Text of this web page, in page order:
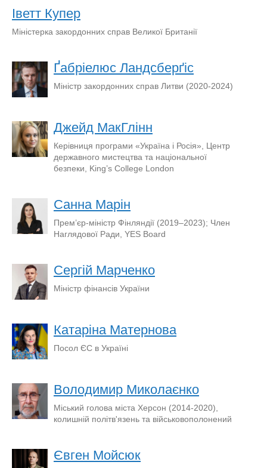
Іветт Купер
Міністерка закордонних справ Великої Британії
Ґабріелюс Ландсберґіс
Міністр закордонних справ Литви (2020-2024)
Джейд МакГлінн
Керівниця програми «Україна і Росія», Центр
державного мистецтва та національної
безпеки, King’s College London
Санна Марін
Прем’єр-міністр Фінляндії (2019–2023); Член
Наглядової Ради, YES Board
Сергій Марченко
Міністр фінансів України
Катаріна Матернова
Посол ЄС в Україні
Володимир Миколаєнко
Міський голова міста Херсон (2014-2020),
колишній політв'язень та військовополонений
Євген Мойсюк